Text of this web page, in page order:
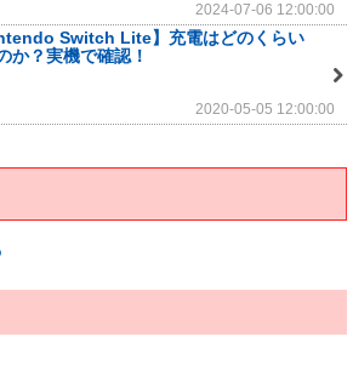
2024-07-06 12:00:00
Switch Lite】充電はどのくらい
か？実機で確認！
2020-05-05 12:00:00